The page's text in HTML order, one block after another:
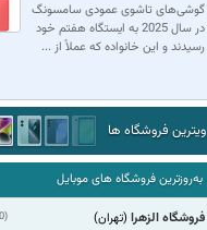
گوشی‌های تاشوی عمودی سامسونگ
در سال 2025 به ایستگاه هفتم خود
رسید‌‌ند و این خانواده که عملاً از ...
ویترین فروشگاه ها
به‌روزترین فروشگاه های موبایل
(90 گوشی) فروشگاه الزهرا (تهران)